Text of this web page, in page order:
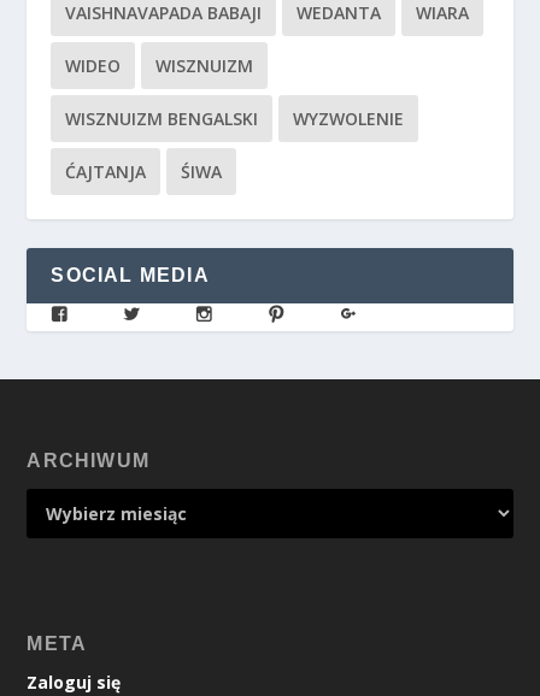
VAISHNAVAPADA BABAJI WEDANTA WIARA
WIDEO WISZNUIZM
WISZNUIZM BENGALSKI WYZWOLENIE
ĆAJTANJA ŚIWA
SOCIAL MEDIA
ARCHIWUM
META
Zaloguj się